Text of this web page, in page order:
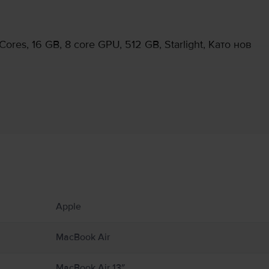
16 GB, 8 core GPU, 512 GB, Starlight, Като нов
радиатори или камини, където температурите могат да надхвърлят 100°C.
от влага, влажност или атмосферни условия като дъжд, сняг и мъгла. За
захранващ адаптер по време на работа или зареждане. MacBook
могат да попречат на медицински устройства. Консултирайте се с
Apple
MacBook Air